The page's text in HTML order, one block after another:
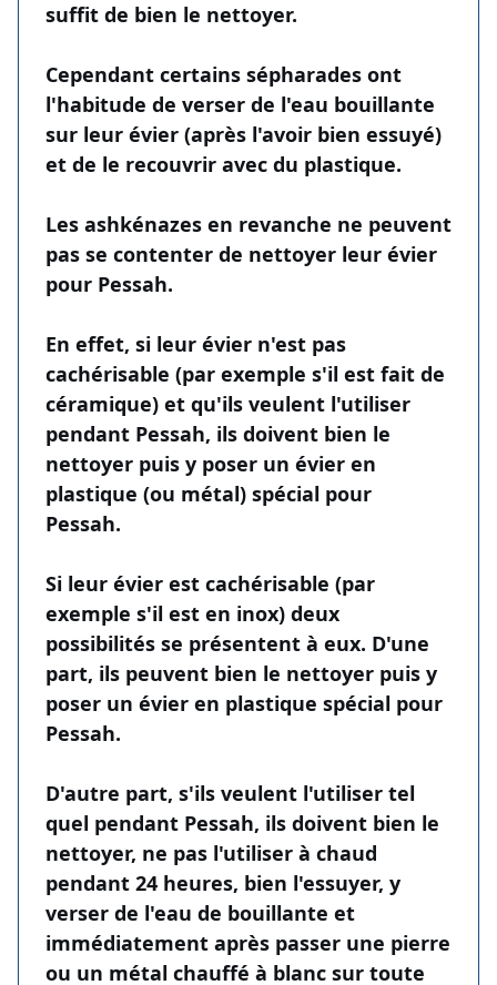
suffit de bien le nettoyer.
Cependant certains sépharades ont
l'habitude de verser de l'eau bouillante
sur leur évier (après l'avoir bien essuyé)
et de le recouvrir avec du plastique.
Les ashkénazes en revanche ne peuvent
pas se contenter de nettoyer leur évier
pour Pessah.
En effet, si leur évier n'est pas
cachérisable (par exemple s'il est fait de
céramique) et qu'ils veulent l'utiliser
pendant Pessah, ils doivent bien le
nettoyer puis y poser un évier en
plastique (ou métal) spécial pour
Pessah.
Si leur évier est cachérisable (par
exemple s'il est en inox) deux
possibilités se présentent à eux. D'une
part, ils peuvent bien le nettoyer puis y
poser un évier en plastique spécial pour
Pessah.
D'autre part, s'ils veulent l'utiliser tel
quel pendant Pessah, ils doivent bien le
nettoyer, ne pas l'utiliser à chaud
pendant 24 heures, bien l'essuyer, y
verser de l'eau de bouillante et
immédiatement après passer une pierre
ou un métal chauffé à blanc sur toute